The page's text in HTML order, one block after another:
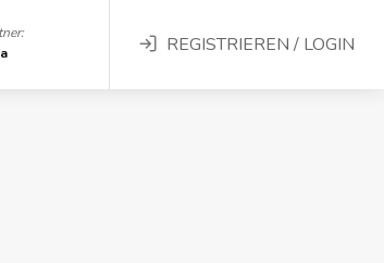
REGISTRIEREN / LOGIN